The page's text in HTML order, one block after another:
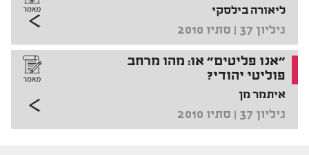
ליאורה בילסקי
גיליון 37 | סתיו 2010
"אנו פליטים" או: מהו מרחב
פוליטי יהודי?
איתמר מן
גיליון 37 | סתיו 2010